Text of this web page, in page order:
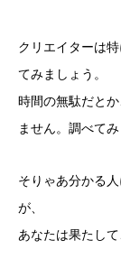
クリエイターは
てみましょう。
時間の無駄だと
ません。調べてみ
そりゃあ分かる
が、
あなたは果たし